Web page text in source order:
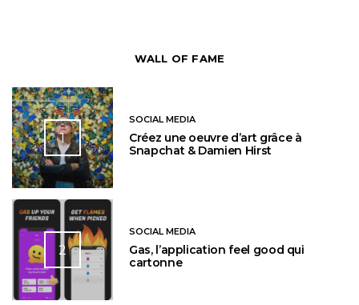
WALL OF FAME
1
SOCIAL MEDIA
Créez une oeuvre d’art grâce à
Snapchat & Damien Hirst
2
SOCIAL MEDIA
Gas, l’application feel good qui
cartonne